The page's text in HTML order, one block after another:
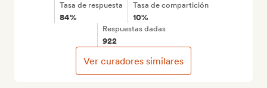
Tasa de respuesta
84%
Tasa de compartición
10%
Respuestas dadas
922
Ver curadores similares